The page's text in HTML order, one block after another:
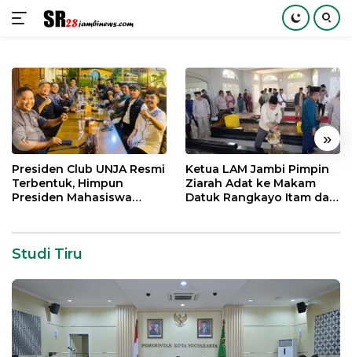
konten
« »
Presiden Club UNJA Resmi
Terbentuk, Himpun
Presiden Mahasiswa
Ketua LAM Jambi Pimpin
Ziarah Adat ke Makam
Datuk Rangkayo Itam dan
Studi Tiru